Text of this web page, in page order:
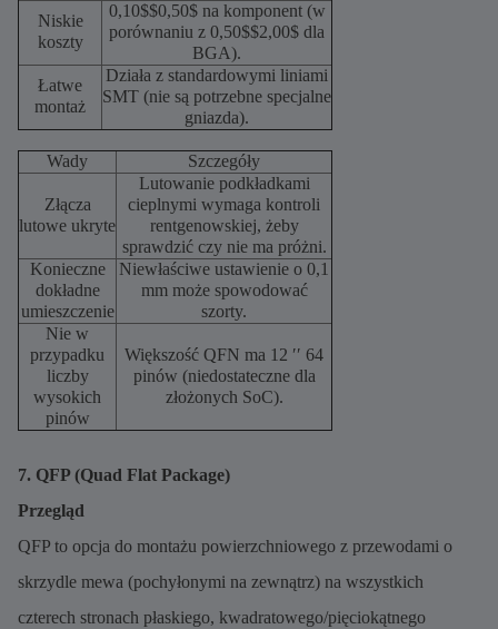
Niskie
koszty
0,10$$0,50$ na komponent (w
porównaniu z 0,50$$2,00$ dla
BGA).
Łatwe
montaż
Działa z standardowymi liniami
SMT (nie są potrzebne specjalne
gniazda).
Wady Szczegóły
Złącza
lutowe ukryte
Lutowanie podkładkami
cieplnymi wymaga kontroli
rentgenowskiej, żeby
sprawdzić czy nie ma próżni.
Konieczne
dokładne
umieszczenie
Niewłaściwe ustawienie o 0,1
mm może spowodować
szorty.
Nie w
przypadku
liczby
wysokich
pinów
Większość QFN ma 12 ′′ 64
pinów (niedostateczne dla
złożonych SoC).
7. QFP (Quad Flat Package)
Przegląd
QFP to opcja do montażu powierzchniowego z przewodami o
skrzydle mewa (pochyłonymi na zewnątrz) na wszystkich
czterech stronach płaskiego, kwadratowego/pięciokątnego